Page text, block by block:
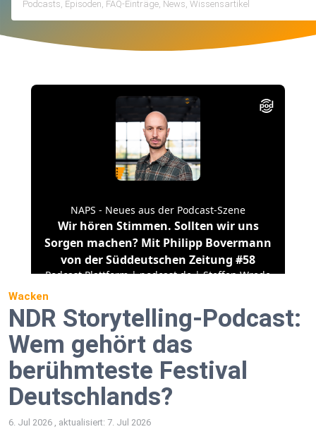
Wacken
NDR Storytelling-Podcast:
Wem gehört das
berühmteste Festival
Deutschlands?
6. Jul 2026 , aktualisiert: 7. Jul 2026